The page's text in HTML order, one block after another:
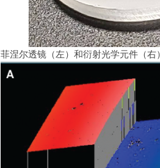
菲涅尔透镜（左）和衍射光学元件（右